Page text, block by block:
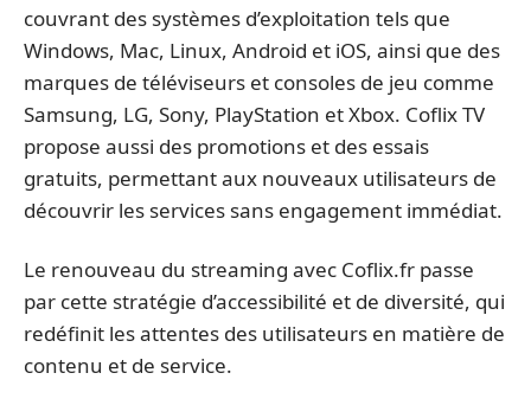
couvrant des systèmes d’exploitation tels que
Windows, Mac, Linux, Android et iOS, ainsi que des
marques de téléviseurs et consoles de jeu comme
Samsung, LG, Sony, PlayStation et Xbox. Coflix TV
propose aussi des promotions et des essais
gratuits, permettant aux nouveaux utilisateurs de
découvrir les services sans engagement immédiat.
Le renouveau du streaming avec Coflix.fr passe
par cette stratégie d’accessibilité et de diversité, qui
redéfinit les attentes des utilisateurs en matière de
contenu et de service.